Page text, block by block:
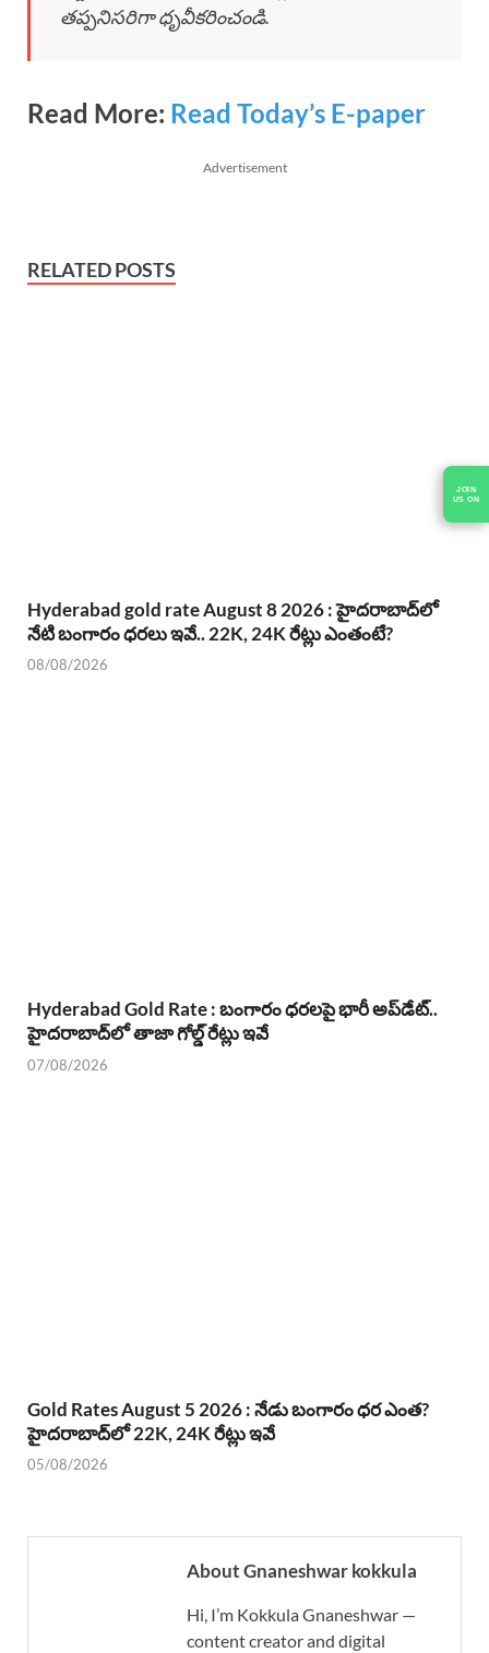
JOIN
తప్పనిసరిగా ధృవీకరించండి.
Read More: Read Today’s E-paper
Advertisement
RELATED POSTS
Hyderabad gold rate August 8 2026 : హైదరాబాద్‌లో
నేటి బంగారం ధరలు ఇవే.. 22K, 24K రేట్లు ఎంతంటే?
08/08/2026
Hyderabad Gold Rate : బంగారం ధరలపై భారీ అప్‌డేట్..
హైదరాబాద్‌లో తాజా గోల్డ్ రేట్లు ఇవే
07/08/2026
Gold Rates August 5 2026 : నేడు బంగారం ధర ఎంత?
హైదరాబాద్‌లో 22K, 24K రేట్లు ఇవే
05/08/2026
About Gnaneshwar kokkula
Hi, I’m Kokkula Gnaneshwar —
content creator and digital